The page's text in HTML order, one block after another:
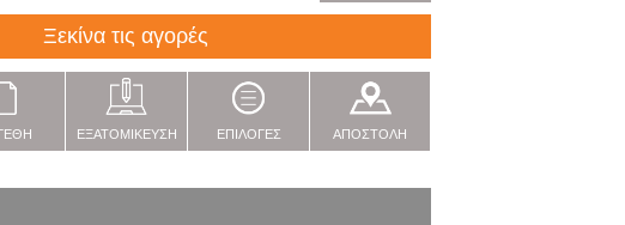
Ξεκίνα τις αγορές
ΕΞΑΤΟΜΙΚΕΥΣΗ ΕΠΙΛΟΓΕΣ ΑΠΟΣΤΟΛΗ